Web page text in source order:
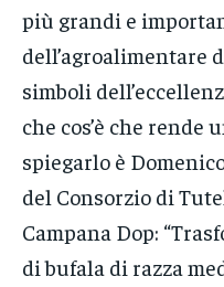
più grandi e
dell’agroalimentare
simboli
che cos’è che
spiegarlo è
del Consorzio di
Campana Dop:
di bufala di razza